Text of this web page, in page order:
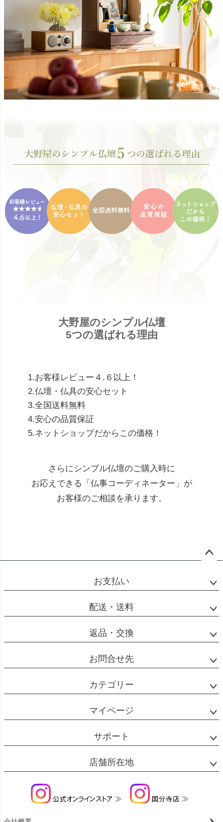
大野屋のシンプル仏壇
5つの選ばれる理由
1.お客様レビュー４.６以上！
2.仏壇・仏具の安心セット
3.全国送料無料
4.安心の品質保証
5.ネットショップだからこの価格！
さらにシンプル仏壇のご購入時に
お応えできる「仏事コーディネーター」が
お客様のご相談を承ります。
ップ
お支払い
配送・送料
返品・交換
お問合せ先
カテゴリー
マイページ
サポート
店舗所在地